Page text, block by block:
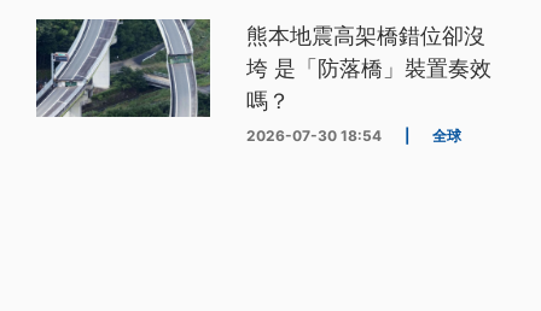
熊本地震高架橋錯位卻沒
垮 是「防落橋」裝置奏效
嗎？
2026-07-30 18:54 全球